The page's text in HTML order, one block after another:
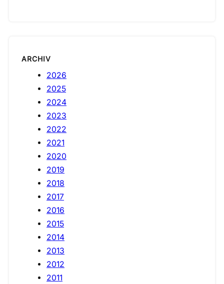
ARCHIV
2026
2025
2024
2023
2022
2021
2020
2019
2018
2017
2016
2015
2014
2013
2012
2011